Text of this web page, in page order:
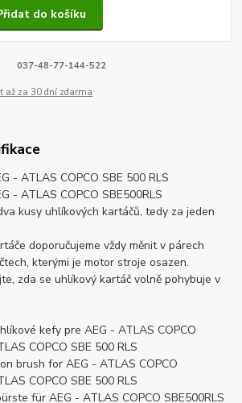
do košíku
037-48-77-144-522
až za 30 dní zdarma
- ATLAS COPCO SBE 500 RLS
- ATLAS COPCO SBE500RLS
kusy uhlíkových kartáčů, tedy za jeden
doporučujeme vždy měnit v párech
kterými je motor stroje osazen.
zda se uhlíkový kartáč volně pohybuje v
kefy pre AEG - ATLAS COPCO
COPCO SBE 500 RLS
brush for AEG - ATLAS COPCO
COPCO SBE 500 RLS
für AEG - ATLAS COPCO SBE500RLS